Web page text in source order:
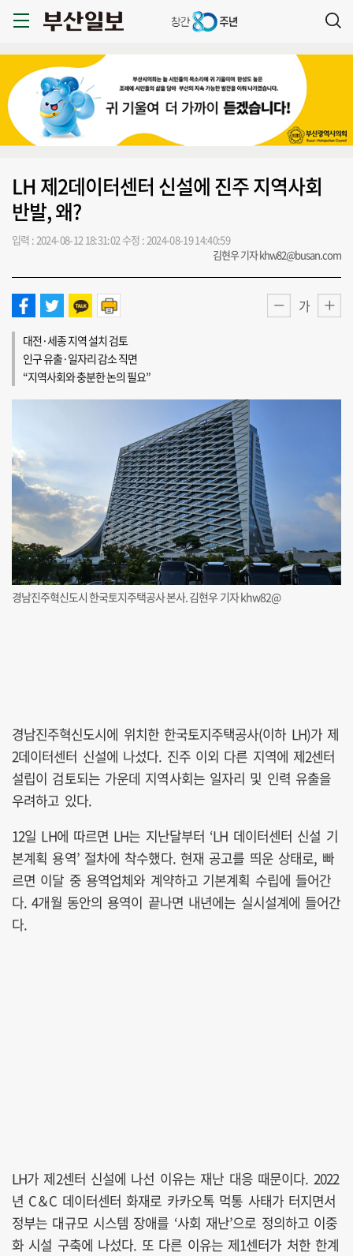
LH 제2데이터센터 신설에 진주 지역사회
반발, 왜?
입력 : 2024-08-12 18:31:02 수정 : 2024-08-19 14:40:59
김현우 기자 khw82@busan.com
가
대전·세종 지역 설치 검토
인구 유출·일자리 감소 직면
“지역사회와 충분한 논의 필요”
경남진주혁신도시 한국토지주택공사 본사. 김현우 기자 khw82@
경남진주혁신도시에 위치한 한국토지주택공사(이하 LH)가 제
2데이터센터 신설에 나섰다. 진주 이외 다른 지역에 제2센터
설립이 검토되는 가운데 지역사회는 일자리 및 인력 유출을
우려하고 있다.
12일 LH에 따르면 LH는 지난달부터 ‘LH 데이터센터 신설 기
본계획 용역’ 절차에 착수했다. 현재 공고를 띄운 상태로, 빠
르면 이달 중 용역업체와 계약하고 기본계획 수립에 들어간
다. 4개월 동안의 용역이 끝나면 내년에는 실시설계에 들어간
다.
LH가 제2센터 신설에 나선 이유는 재난 대응 때문이다. 2022
년 C＆C 데이터센터 화재로 카카오톡 먹통 사태가 터지면서
정부는 대규모 시스템 장애를 ‘사회 재난’으로 정의하고 이중
화 시설 구축에 나섰다. 또 다른 이유는 제1센터가 처한 한계